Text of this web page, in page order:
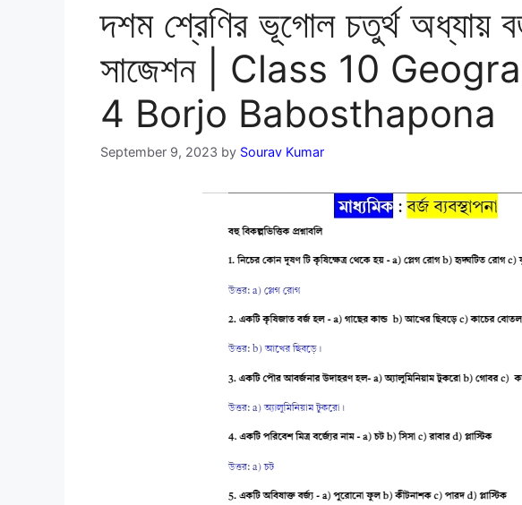
দশম শ্রেণির ভূগোল চতুর্থ অধ্যায়
সাজেশন | Class 10
4 Borjo Babosthapona
September 9, 2023 by Sourav Kumar